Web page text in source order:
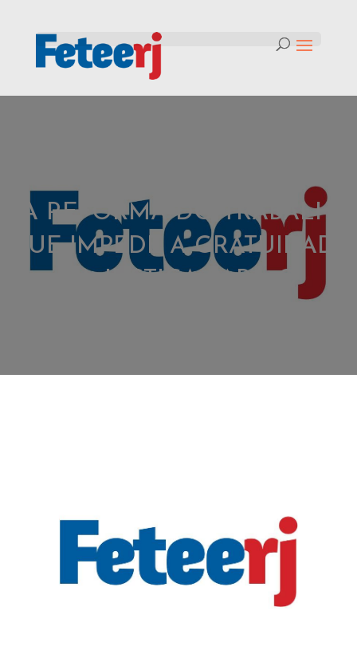
INCONSTITUCIONAL TRECHO
DA REFORMA DO TRABALHO
QUE IMPEDE A GRATUIDADE
DA JUSTIÇA PARA O